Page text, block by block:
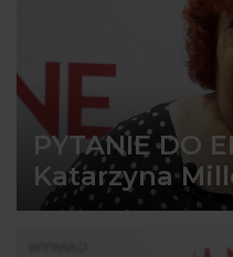
PYTANIE DO
Katarzyna
WYWIAD